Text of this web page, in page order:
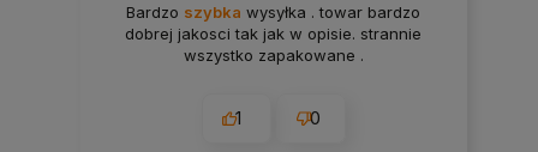
Bardzo szybka wysyłka . towar bardzo
dobrej jakosci tak jak w opisie. strannie
wszystko zapakowane .
1 0